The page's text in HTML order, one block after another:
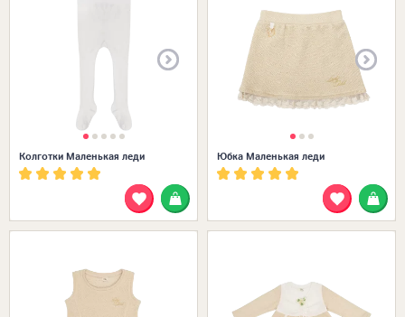
Колготки Маленькая леди Юбка Маленькая леди